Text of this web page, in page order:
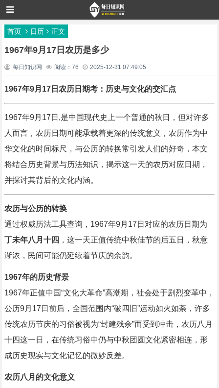
首页 日历 正文
1967年9月17日农历是多少
每日知识网 阅读：76 2025-12-31 07:49:05
1967年9月17日农历日期考：历史与文化的交汇点
1967年9月17日,是中国现代史上一个普通的秋日，但对许多
人而言，农历日期可能承载着更深的传统意义，农历作为中
华文化的时间标尺，与公历的转换常引发人们的好奇，本文
将结合历史背景与历法知识，揭示这一天的农历对应日期，
并探讨其背后的文化内涵。
农历与公历的转换
通过权威历法工具查询，1967年9月17日对应的农历日期为
丁未年八月十四 ，这一天正值传统中秋佳节的后五日，秋意
渐浓，民间可能仍延续着节庆的余韵。
1967年的历史背景
1967年正值中国“文化大革命”高潮期，社会处于剧烈变革中，
公历9月17日前后，全国范围内“破四旧”运动如火如荼，许多
传统农历节庆的习俗被视为“封建残余”而受到冲击，农历八月
十四这一日，在传统习俗中仍与中秋团圆文化紧密相连，形
成历史现实与文化记忆的微妙反差。
农历八月的文化意义